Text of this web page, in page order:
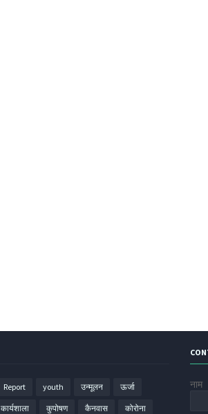
Report youth उन्मूलन ऊर्जा
कार्यशाला कुपोषण कैनवास कोरोना
नाम